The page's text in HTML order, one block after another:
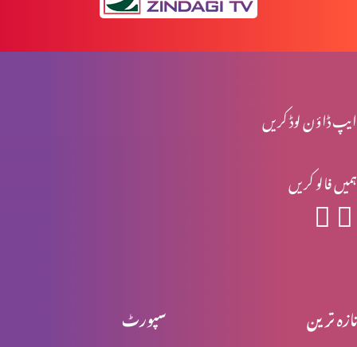
ایپ ڈاؤن لوڈ کریں
ہمیں فالو کریں
سپورٹ تازہ ترین